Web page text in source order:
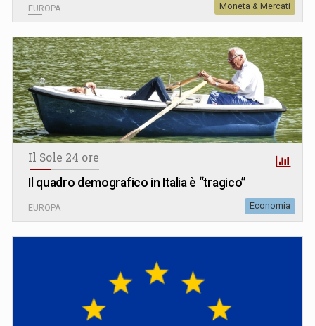
EUROPA Moneta & Mercati
Il Sole 24 ore
Il quadro demografico in Italia è “tragico”
EUROPA Economia